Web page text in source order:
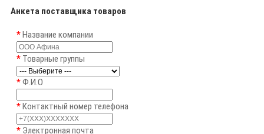
Анкета поставщика товаров
Название компании
Товарные группы
Ф.И.О
Контактный номер телефона
Электронная почта